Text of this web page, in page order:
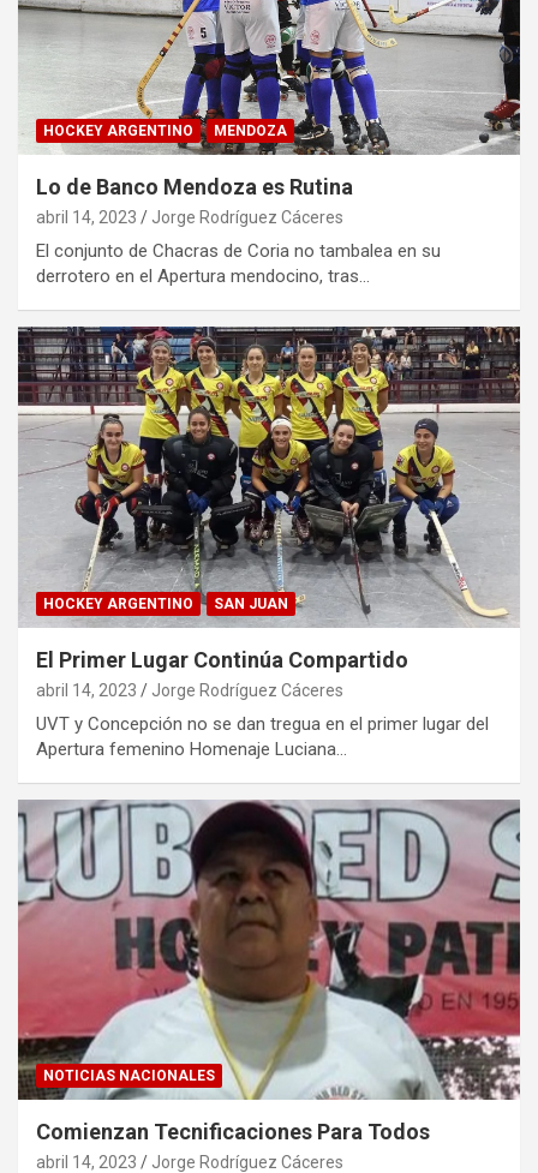
HOCKEY ARGENTINO MENDOZA
Lo de Banco Mendoza es Rutina
abril 14, 2023 Jorge Rodríguez Cáceres
El conjunto de Chacras de Coria no tambalea en su
derrotero en el Apertura mendocino, tras…
HOCKEY ARGENTINO SAN JUAN
El Primer Lugar Continúa Compartido
abril 14, 2023 Jorge Rodríguez Cáceres
UVT y Concepción no se dan tregua en el primer lugar del
Apertura femenino Homenaje Luciana…
NOTICIAS NACIONALES
Comienzan Tecnificaciones Para Todos
abril 14, 2023 Jorge Rodríguez Cáceres